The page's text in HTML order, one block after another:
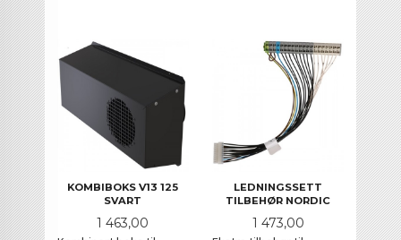
KOMBIBOKS V13 125
SVART
Pris
1 463,00
LEDNINGSSETT
TILBEHØR NORDIC
Pris
1 473,00